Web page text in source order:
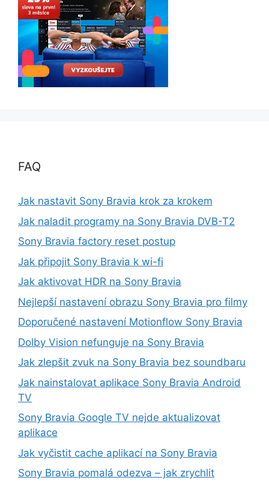
FAQ
Jak nastavit Sony Bravia krok za krokem
Jak naladit programy na Sony Bravia DVB-T2
Sony Bravia factory reset postup
Jak připojit Sony Bravia k wi-fi
Jak aktivovat HDR na Sony Bravia
Nejlepší nastavení obrazu Sony Bravia pro filmy
Doporučené nastavení Motionflow Sony Bravia
Dolby Vision nefunguje na Sony Bravia
Jak zlepšit zvuk na Sony Bravia bez soundbaru
Jak nainstalovat aplikace Sony Bravia Android
TV
Sony Bravia Google TV nejde aktualizovat
aplikace
Jak vyčistit cache aplikací na Sony Bravia
Sony Bravia pomalá odezva – jak zrychlit